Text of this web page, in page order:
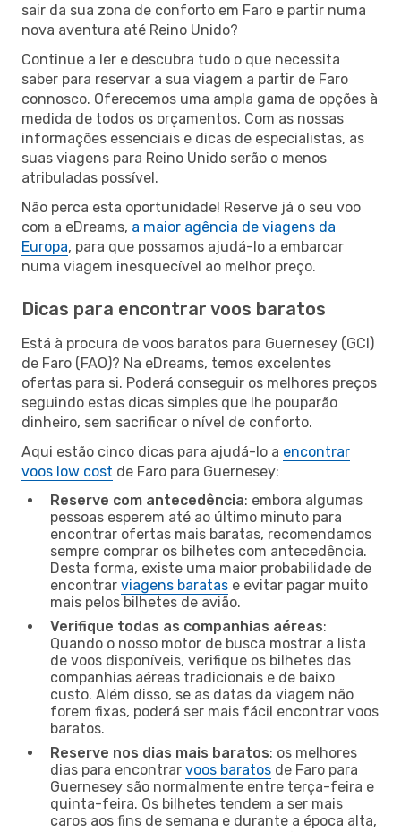
sair da sua zona de conforto em Faro e partir numa
nova aventura até Reino Unido?
Continue a ler e descubra tudo o que necessita
saber para reservar a sua viagem a partir de Faro
connosco. Oferecemos uma ampla gama de opções à
medida de todos os orçamentos. Com as nossas
informações essenciais e dicas de especialistas, as
suas viagens para Reino Unido serão o menos
atribuladas possível.
Não perca esta oportunidade! Reserve já o seu voo
com a eDreams, a maior agência de viagens da
Europa, para que possamos ajudá-lo a embarcar
numa viagem inesquecível ao melhor preço.
Dicas para encontrar voos baratos
Está à procura de voos baratos para Guernesey (GCI)
de Faro (FAO)? Na eDreams, temos excelentes
ofertas para si. Poderá conseguir os melhores preços
seguindo estas dicas simples que lhe pouparão
dinheiro, sem sacrificar o nível de conforto.
Aqui estão cinco dicas para ajudá-lo a encontrar
voos low cost de Faro para Guernesey:
Reserve com antecedência: embora algumas
pessoas esperem até ao último minuto para
encontrar ofertas mais baratas, recomendamos
sempre comprar os bilhetes com antecedência.
Desta forma, existe uma maior probabilidade de
encontrar viagens baratas e evitar pagar muito
mais pelos bilhetes de avião.
Verifique todas as companhias aéreas:
Quando o nosso motor de busca mostrar a lista
de voos disponíveis, verifique os bilhetes das
companhias aéreas tradicionais e de baixo
custo. Além disso, se as datas da viagem não
forem fixas, poderá ser mais fácil encontrar voos
baratos.
Reserve nos dias mais baratos: os melhores
dias para encontrar voos baratos de Faro para
Guernesey são normalmente entre terça-feira e
quinta-feira. Os bilhetes tendem a ser mais
caros aos fins de semana e durante a época alta,